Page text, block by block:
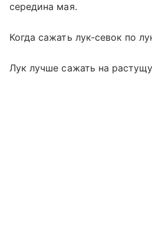
середина мая.
Когда сажать лук-севок по
Лук лучше сажать на